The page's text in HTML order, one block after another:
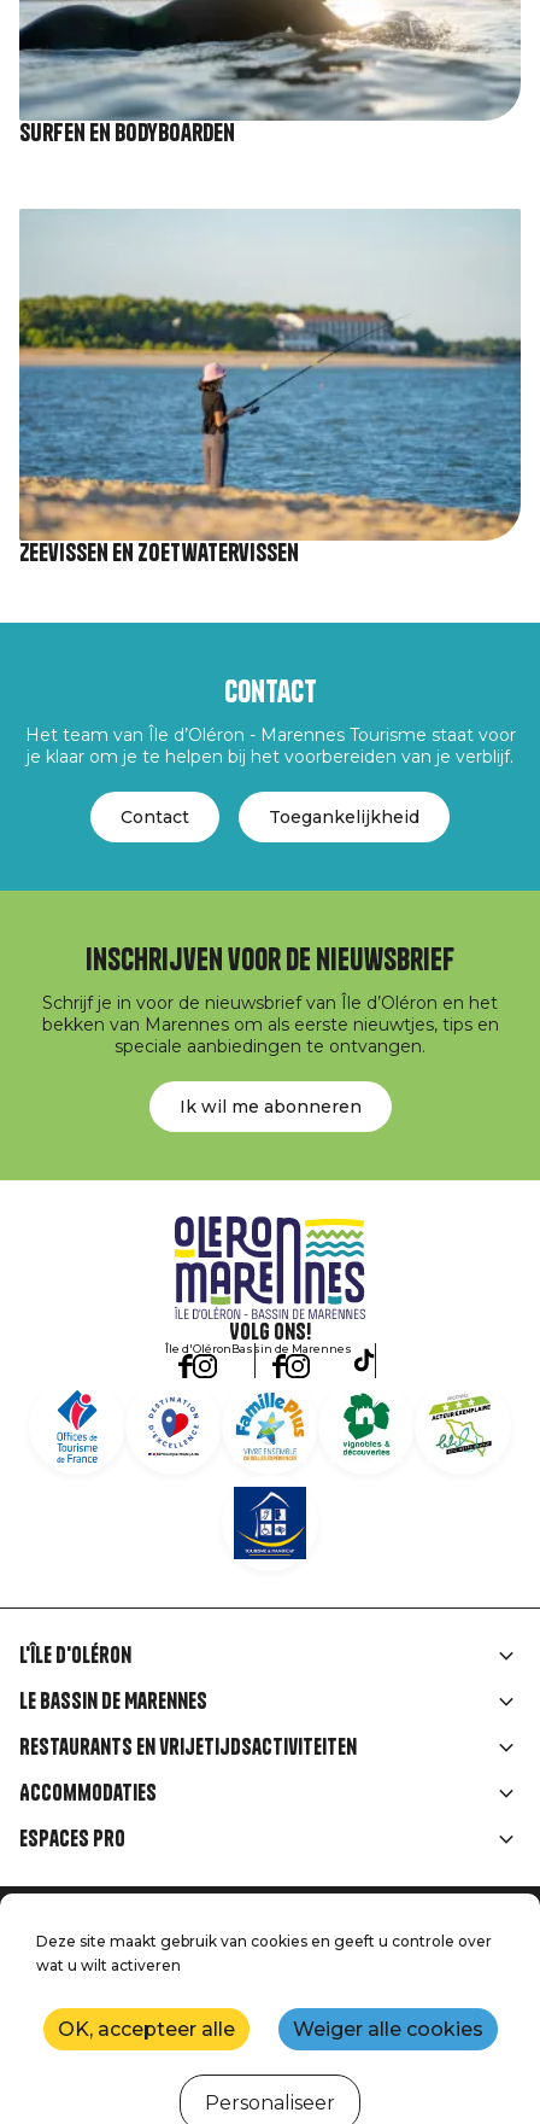
Surfen en bodyboarden
Afbeelding
Zeevissen en zoetwatervissen
Contact
Het team van Île d’Oléron - Marennes Tourisme staat voor
je klaar om je te helpen bij het voorbereiden van je verblijf.
Contact Toegankelijkheid
Inschrijven voor de nieuwsbrief
Schrijf je in voor de nieuwsbrief van Île d’Oléron en het
bekken van Marennes om als eerste nieuwtjes, tips en
speciale aanbiedingen te ontvangen.
Ik wil me abonneren
Volg ons!
Île d'OléronBassin de Marennes
Liens
rubriques
L'île d'Oléron
Le Bassin de Marennes
Restaurants en vrijetijdsactiviteiten
Accommodaties
Espaces Pro
Menu
de
Juridische informatie
Druk op
Neem contact met ons op
Kaart
Productie: StudioJuillet
Deze site maakt gebruik van cookies en geeft u controle over
wat u wilt activeren
OK, accepteer alle Weiger alle cookies
Personaliseer